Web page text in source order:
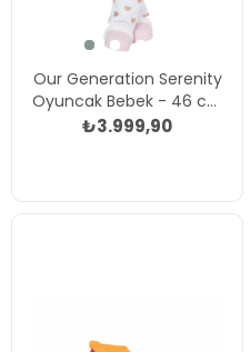
Our Generation Serenity
Oyuncak Bebek - 46 cm
Çok Renkli
₺3.999,90